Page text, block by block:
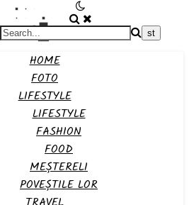
HOME
FOTO
LIFESTYLE
LIFESTYLE
FASHION
FOOD
MEȘTERELI
POVEȘTILE LOR